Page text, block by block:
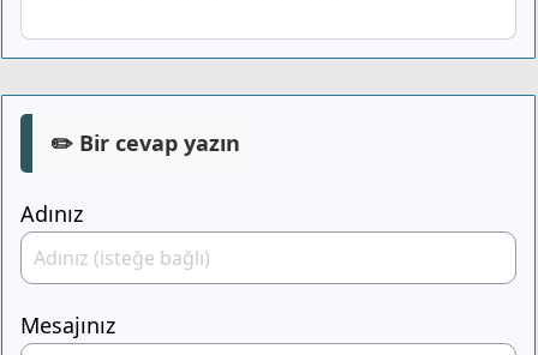
✏️ Bir cevap yazın
Adınız
Mesajınız